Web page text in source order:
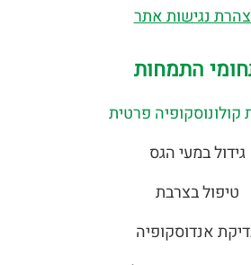
התמחות
קולונוסקופיה פרטית
גידול במעי הגס
טיפול בצרבת
אנדוסקופיה
נגישות אתר